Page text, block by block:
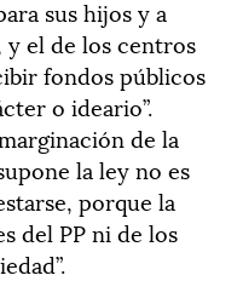
sus hijos y a
el de los centros
fondos públicos
o ideario”.
de la
la ley no es
porque la
del PP ni de los